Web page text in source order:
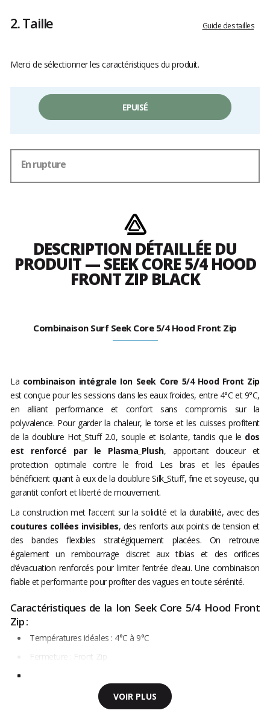
2.Taille Guide des tailles
Merci de sélectionner les caractéristiques du produit.
EPUISÉ
En rupture
DESCRIPTION DÉTAILLÉE DU
PRODUIT — SEEK CORE 5/4 HOOD
FRONT ZIP BLACK
Combinaison Surf Seek Core 5/4 Hood Front Zip
La combinaison intégrale Ion Seek Core 5/4 Hood Front Zip
est conçue pour les sessions dans les eaux froides, entre 4°C et 9°C,
en alliant performance et confort sans compromis sur la
polyvalence. Pour garder la chaleur, le torse et les cuisses profitent
de la doublure Hot_Stuff 2.0, souple et isolante, tandis que le dos
est renforcé par le Plasma_Plush, apportant douceur et
protection optimale contre le froid. Les bras et les épaules
bénéficient quant à eux de la doublure Silk_Stuff, fine et soyeuse, qui
garantit confort et liberté de mouvement.
La construction met l’accent sur la solidité et la durabilité, avec des
coutures collées invisibles, des renforts aux points de tension et
des bandes flexibles stratégiquement placées. On retrouve
également un rembourrage discret aux tibias et des orifices
d’évacuation renforcés pour limiter l’entrée d’eau. Une combinaison
fiable et performante pour profiter des vagues en toute sérénité.
Caractéristiques de la Ion Seek Core 5/4 Hood Front
Zip :
Températures idéales : 4°C à 9°C
Fermeture : Front Zip
VOIR PLUS